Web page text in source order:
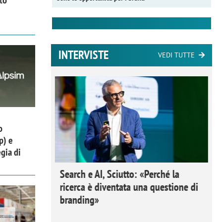
e
di
INTERVISTE VEDI TUTTE
i
e
Search e AI, Sciutto: «Perché la
ricerca è diventata una questione di
branding»